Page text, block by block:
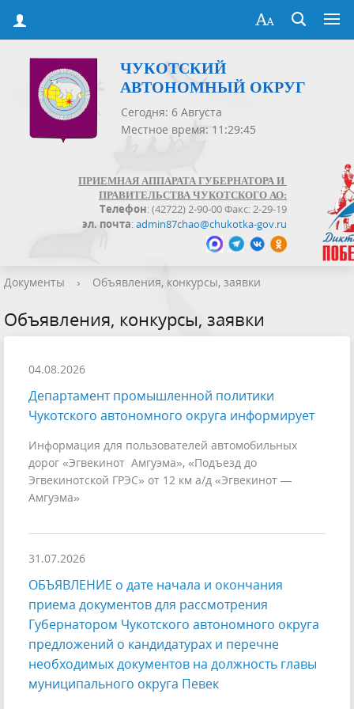
ЧУКОТСКИЙ
АВТОНОМНЫЙ ОКРУГ
Сегодня: 6 Августа
Местное время: 11:29:45
ПРИЕМНАЯ АППАРАТА ГУБЕРНАТОРА И
ПРАВИТЕЛЬСТВА ЧУКОТСКОГО АО:
Телефон: (42722) 2-90-00 Факс: 2-29-19
эл. почта:admin87chao@chukotka-gov.ru
Документы › Объявления, конкурсы, заявки
Объявления, конкурсы, заявки
04.08.2026
Департамент промышленной политики
Чукотского автономного округа информирует
Информация для пользователей автомобильных
дорог «Эгвекинот Амгуэма», «Подъезд до
Эгвекинотской ГРЭС» от 12 км а/д «Эгвекинот —
Амгуэма»
31.07.2026
ОБЪЯВЛЕНИЕ о дате начала и окончания
приема документов для рассмотрения
Губернатором Чукотского автономного округа
предложений о кандидатурах и перечне
необходимых документов на должность главы
муниципального округа Певек